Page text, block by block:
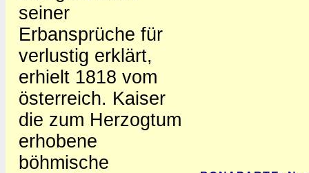
seiner
Erbansprüche für
verlustig erklärt,
erhielt 1818 vom
österreich. Kaiser
die zum Herzogtum
erhobene
böhmische